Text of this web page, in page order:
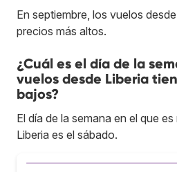
En septiembre, los vuelos
precios más altos.
¿Cuál es el día de la
vuelos desde Liberia
bajos?
El día de la semana en el que
Liberia es el sábado.